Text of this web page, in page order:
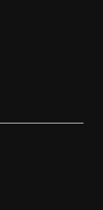
questa richiesta.